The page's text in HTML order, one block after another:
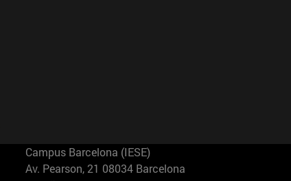
Campus Barcelona (IESE)
Av. Pearson, 21 08034 Barcelona